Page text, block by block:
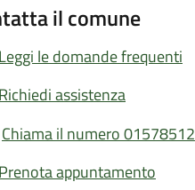
il comune
le domande frequenti
assistenza
Chiama il numero 01578512
appuntamento